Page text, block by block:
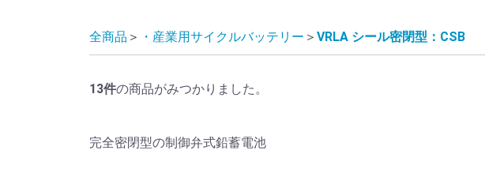
全商品 ・産業用サイクルバッテリー VRLA シール密閉型：CSB
13件の商品がみつかりました。
完全密閉型の制御弁式鉛蓄電池